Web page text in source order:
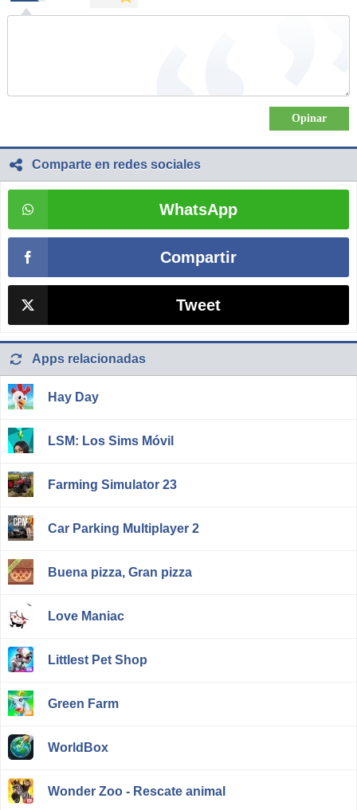
Comparte en redes sociales
WhatsApp
Compartir
Tweet
Apps relacionadas
Hay Day
LSM: Los Sims Móvil
Farming Simulator 23
Car Parking Multiplayer 2
Buena pizza, Gran pizza
Love Maniac
Littlest Pet Shop
Green Farm
WorldBox
Wonder Zoo - Rescate animal